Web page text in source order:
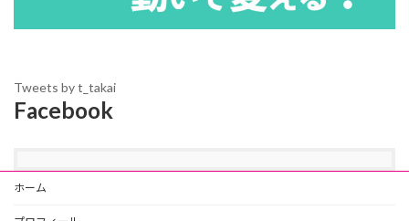
Tweets by t_takai
Facebook
ホーム